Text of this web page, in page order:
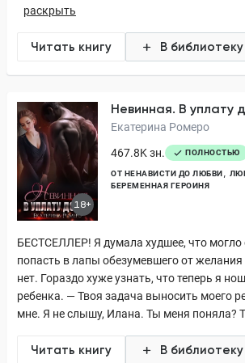
раскрыть
Читать книгу В библиотеку
18+
Невинная. В уплату
Екатерина Ромеро
467.8K зн.
ПОЛНОСТЬЮ
ОТ НЕНАВИСТИ ДО ЛЮБВИ
БЕРЕМЕННАЯ ГЕРОИНЯ
БЕСТСЕЛЛЕР! Я думала худшее, что могло
попасть в лапы обезумевшего от
нет. Гораздо хуже узнать, что теперь я
ребенка. — Твоя задача выносить моего
мне. Я не слышу, Илана. Ты меня поняла?
Читать книгу В библиотеку